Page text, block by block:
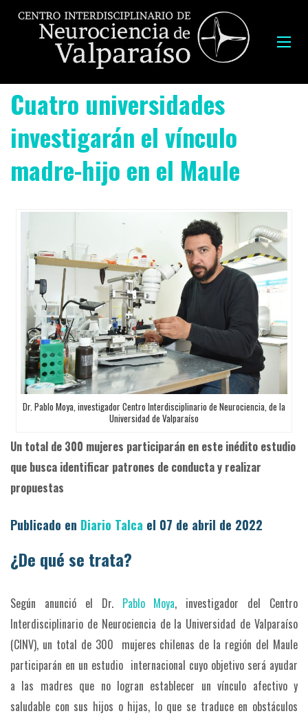
Cuatro universidades
investigarán el vínculo
madre-hijo en el Maule
Dr. Pablo Moya, investigador Centro Interdisciplinario de Neurociencia, de la
Universidad de Valparaíso
Un total de 300 mujeres participarán en este inédito estudio
que busca identificar patrones de conducta y realizar
propuestas
Publicado en Diario Talca el 07 de abril de 2022
¿De qué se trata?
Según anunció el Dr. Pablo Moya, investigador del Centro
Interdisciplinario de Neurociencia de la Universidad de Valparaíso
(CINV), un total de 300 mujeres chilenas de la región del Maule
participarán en un estudio internacional cuyo objetivo será ayudar
a las madres que no logran establecer un vínculo afectivo y
saludable con sus hijos o hijas, lo que se traduce en obstáculos